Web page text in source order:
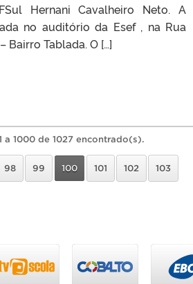
Hernani Cavalheiro Neto. A
no auditório da Esef , na Rua
Bairro Tablada. O […]
1000 de 1027 encontrado(s).
98 99 100 101 102 103